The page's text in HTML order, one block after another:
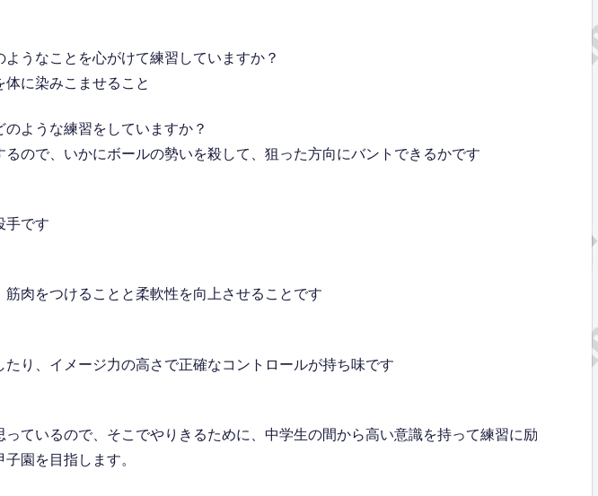
うなことを心がけて練習していますか？
に染みこませること
ような練習をしていますか？
ので、いかにボールの勢いを殺して、狙った方向にバントできるかです
手です
肉をつけることと柔軟性を向上させることです
り、イメージ力の高さで正確なコントロールが持ち味です
ているので、そこでやりきるために、中学生の間から高い意識を持って練習に励
園を目指します。